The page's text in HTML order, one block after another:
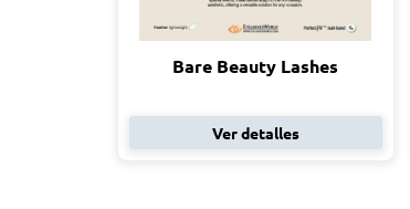
Bare Beauty Lashes
Ver detalles